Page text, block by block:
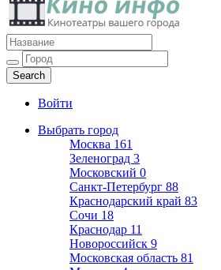
Кино инфо
Кинотеатры вашего города
Войти
Выбрать город
Москва 161
Зеленоград 3
Московский 0
Санкт-Петербург 88
Краснодарский край 83
Сочи 18
Краснодар 11
Новороссийск 9
Московская область 81